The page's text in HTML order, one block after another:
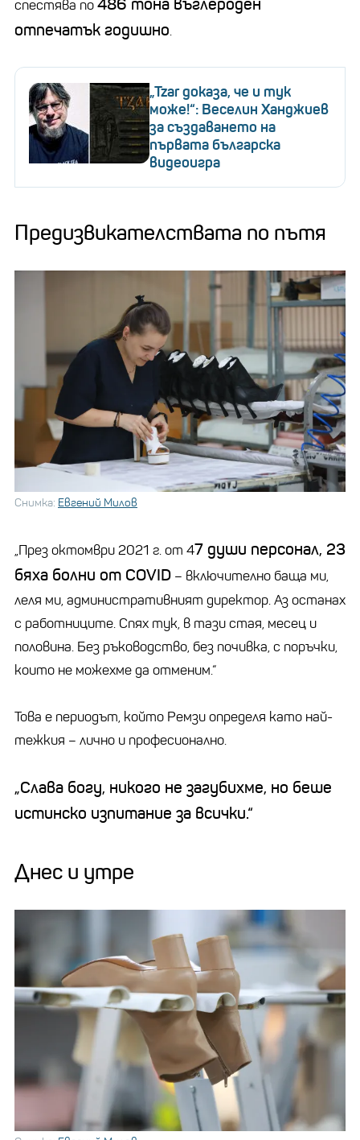
спестява по486 тона въглероден
отпечатък годишно.
„Tzar доказа, че и тук
може!“: Веселин Ханджиев
за създаването на
първата българска
видеоигра
Предизвикателствата по пътя
Снимка: Евгений Милов
„През октомври 2021 г. от 47 души персонал, 23
бяха болни от COVID – включително баща ми,
леля ми, административният директор. Аз останах
с работниците. Спях тук, в тази стая, месец и
половина. Без ръководство, без почивка, с поръчки,
които не можехме да отменим.“
Това е периодът, който Ремзи определя като най-
тежкия – лично и професионално.
„Слава богу, никого не загубихме, но беше
истинско изпитание за всички.“
Днес и утре